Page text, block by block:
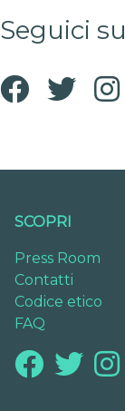
Seguici
SCOPRI
Press Room
Contatti
Codice etico
FAQ